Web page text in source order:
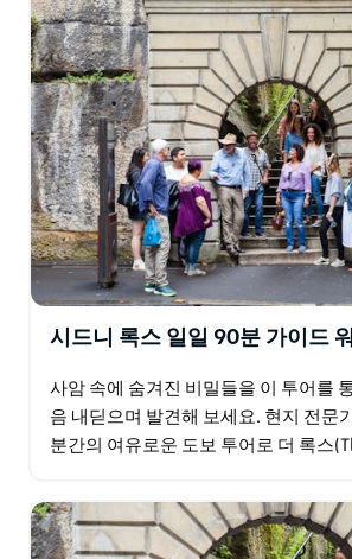
을 선사합니다.
항구 가장자리를 따라 거닐며 그림 같
개성과 매력이 가득한 숨겨진 명소들
니다.
방문객이든 현지인이든 혹은 평생 역
이든 더 록스 워킹 투어는 시드니의 역
매력적인 방법입니다.
개인 투어 및 교육 목적의 단체 투어도
필요에 맞춰 맞춤형으로 제공되니 자
에 문의하세요.
시드니 록스 일일 90분 가이드
사암 속에 숨겨진 비밀들을 이 투어를
음 내딛으며 발견해 보세요. 현지 전문
분간의 여유로운 도보 투어로 더 록스